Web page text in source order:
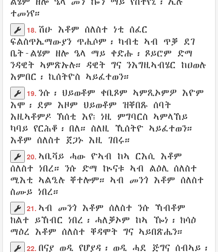
ተመነየ።
18. ሽዑ እቶም ሰለስተ ነቲ ሰፈር
ፍልስጥኤማውያን ጥሒሶም ፡ ካብቲ ኣብ ጥቓ ደገ
ቤት-ልሄም ዘሎ ዔላ ማይ ቀድሑ ፡ ጾይሮም ድማ
ንዳዊት ኣምጽኡሉ። ዳዊት ግና ንእግዚኣብሄር ከዐወሉ
እምበር፡ ኪሰትዮስ ኣይፈተወን።
19. ንሱ፡ ህይወቶም ቀቢጾም ኣምጺኦምዎ እዮም
እሞ፡ ደም እዞም ህይወቶም ዝቐበጹ ሰባት
እዚኣቶምዶ ኽሰቲ እየ፧ ነዚ ምግባርስ ኣምላኸይ
ካባይ የርሕቆ ፡ በለ። ስለዚ ኺሰትዮ ኣይፈተወን።
እቶም ሰለስተ ጀጋኑ እዚ ገበሩ።
20. ኣቢሻይ ሓው ዮኣብ ከኣ ርእሲ እቶም
ሰለስተ ነበረ። ንሱ ድማ ኲናቱ ኣብ ልዕሊ ሰለስተ
ሚእቲ ኣልዒሉ ቐተሎም። ኣብ መንጎ እቶም ሰለስተ
ስሙይ ነበረ።
21. ኣብ መንጎ እቶም ሰለስተ ንሱ ኻብቶም
ክልተ ይኸብር ነበረ፡ ሓለቓኦም ከኣ ዀነ፡ ክሳዕ
ማዕረ እቶም ሰለስተ ቐዳሞት ግና ኣይበጽሔን።
22. በናያ ወዲ የሆያዳ ፡ ወዲ ሓደ ጅግና ሰብኣይ ፡